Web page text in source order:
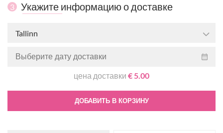
3 Укажите информацию о доставке
Tallinn
цена доставки € 5.00
ДОБАВИТЬ В КОРЗИНУ